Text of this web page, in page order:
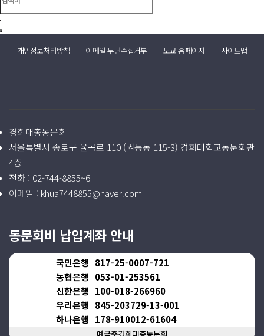
개인정보처리방침 이메일 무단수집거부 모교 홈페이지 사이트맵
경희대총동문회
서울특별시 종로구 율곡로 110 (권농동 115-3) 경희대학교동문회관
4층
전화 : 02-744-8855~6
이메일 : khua7448855@naver.com
동문회비 납입계좌 안내
국민은행 817-25-0007-721
농협은행 053-01-253561
신한은행 100-018-266960
우리은행 845-203729-13-001
하나은행 178-910012-61604
예금주경희대총동문회